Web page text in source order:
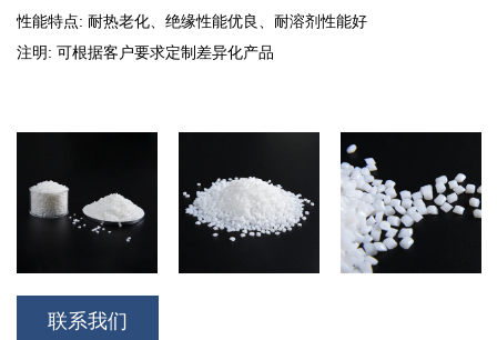
性能特点: 耐热老化、绝缘性能优良、耐溶剂性能好
注明: 可根据客户要求定制差异化产品
联系我们